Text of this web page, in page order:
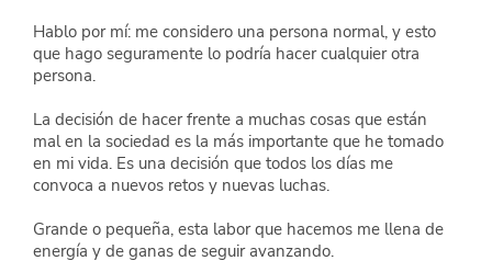
Hablo por mí: me considero una persona normal, y esto
que hago seguramente lo podría hacer cualquier otra
persona.
La decisión de hacer frente a muchas cosas que están
mal en la sociedad es la más importante que he tomado
en mi vida. Es una decisión que todos los días me
convoca a nuevos retos y nuevas luchas.
Grande o pequeña, esta labor que hacemos me llena de
energía y de ganas de seguir avanzando.